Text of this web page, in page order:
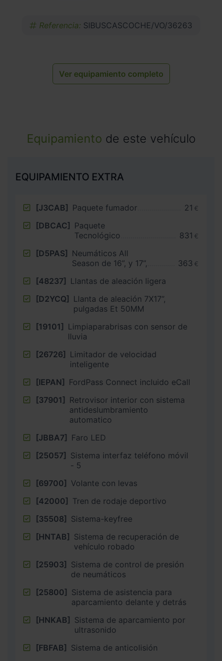
Referencia: SIBUSCASCOCHE/VO/36263
Ver equipamiento completo
Equipamiento de este vehículo
EQUIPAMIENTO EXTRA
[J3CAB] Paquete fumador 21 €
[DBCAC] Paquete
Tecnológico
831 €
[D5PAS] Neumáticos All
Season de 16”, y 17”,
363 €
[48237] Llantas de aleación ligera
[D2YCQ] Llanta de aleación 7X17”,
pulgadas Et 50MM
[19101] Limpiaparabrisas con sensor de
lluvia
[26726] Limitador de velocidad
inteligente
[IEPAN] FordPass Connect incluido eCall
[37901] Retrovisor interior con sistema
antideslumbramiento
automatico
[JBBA7] Faro LED
[25057] Sistema interfaz teléfono móvil
- 5
[69700] Volante con levas
[42000] Tren de rodaje deportivo
[35508] Sistema-keyfree
[HNTAB] Sistema de recuperación de
vehículo robado
[25903] Sistema de control de presión
de neumáticos
[25800] Sistema de asistencia para
aparcamiento delante y detrás
[HNKAB] Sistema de aparcamiento por
ultrasonido
[FBFAB] Sistema de anticolisión